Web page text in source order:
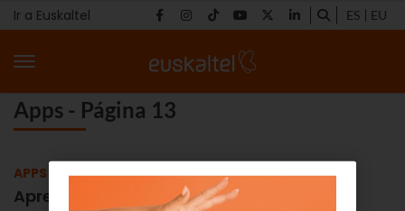
Ir a Euskaltel ES EU
Apps - Página 13
APPS
Aprende idiomas con tu smartphone